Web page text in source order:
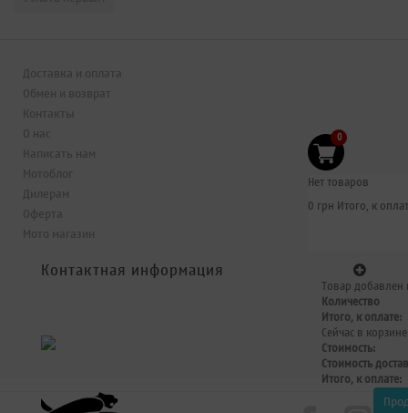
Доставка и оплата
Обмен и возврат
Контакты
О нас
Написать нам
Мотоблог
Дилерам
Оферта
Мото магазин
Контактная информация
0
Нет товаров
0 грн Итого, к
Товар добавлен
Количество
Итого, к оплате:
Сейчас в
Стоимость:
Стоимость
Итого, к оплате: